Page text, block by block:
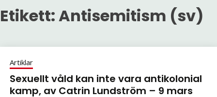
Etikett:Antisemitism (sv)
Artiklar
Sexuellt våld kan inte vara antikolonial
kamp, av Catrin Lundström – 9 mars